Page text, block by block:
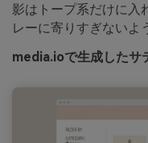
影はトープ系だけに入
レーに寄りすぎないよ
media.ioで生成したサ